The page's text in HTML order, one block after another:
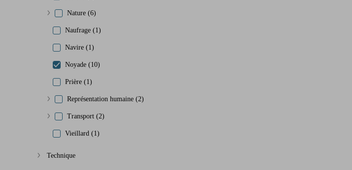
Afficher plus
Nature (6)
Naufrage (1)
Navire (1)
Noyade (10)
Prière (1)
Afficher plusReprésentation humaine (2)
Afficher plusTransport (2)
Vieillard (1)
Afficher plus
Technique